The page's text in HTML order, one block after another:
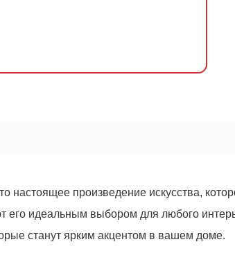
настоящее произведение искусства,
его идеальным выбором для любого
станут ярким акцентом в вашем доме.
ОСТАВИТЬ
Оформить